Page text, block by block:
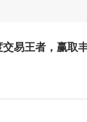
易王者，赢取